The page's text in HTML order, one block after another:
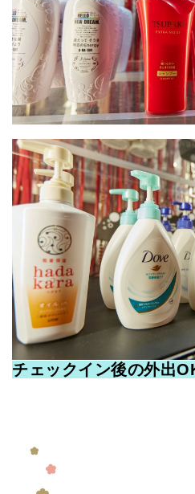
チェックイン後の外出